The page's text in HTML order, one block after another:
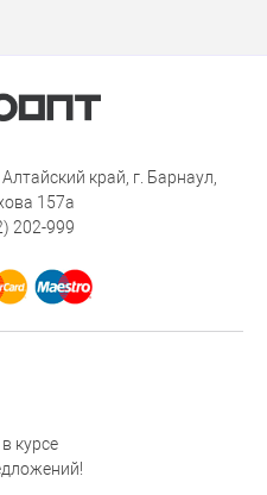
край, г. Барнаул,
157а
202-999
курсе